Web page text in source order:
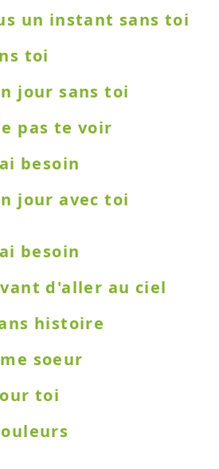
un instant sans toi
toi
jour sans toi
pas te voir
besoin
jour avec toi
besoin
d'aller au ciel
histoire
soeur
toi